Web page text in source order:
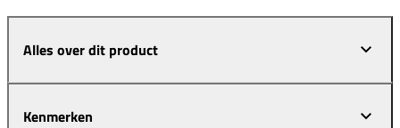
Alles over dit product
Kenmerken